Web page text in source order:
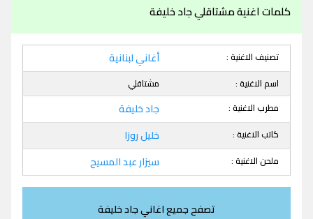
كلمات اغنية مشتاقلي جاد خليفة
تصنيف الاغنية : أغاني لبنانية
اسم الاغنية :
مشتاقلي
مطرب الاغنية :
جاد خليفة
كاتب الاغنية : خليل روزا
ملحن الاغنية : سيزار عبد المسيح
تصفح جميع اغاني جاد خليفة